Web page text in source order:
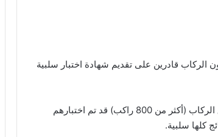
إلى بلجيكا في 7 يناير 2023، يجب أن يكون الركاب قادرين على تقديم شهادة اختبار سلبية
اليوم الثلاثاء، أضاف فان دن بروك في لجنة الصحة البرلمانية أن جميع الركاب (أكثر من 800 راكب) قد تم اختبارهم